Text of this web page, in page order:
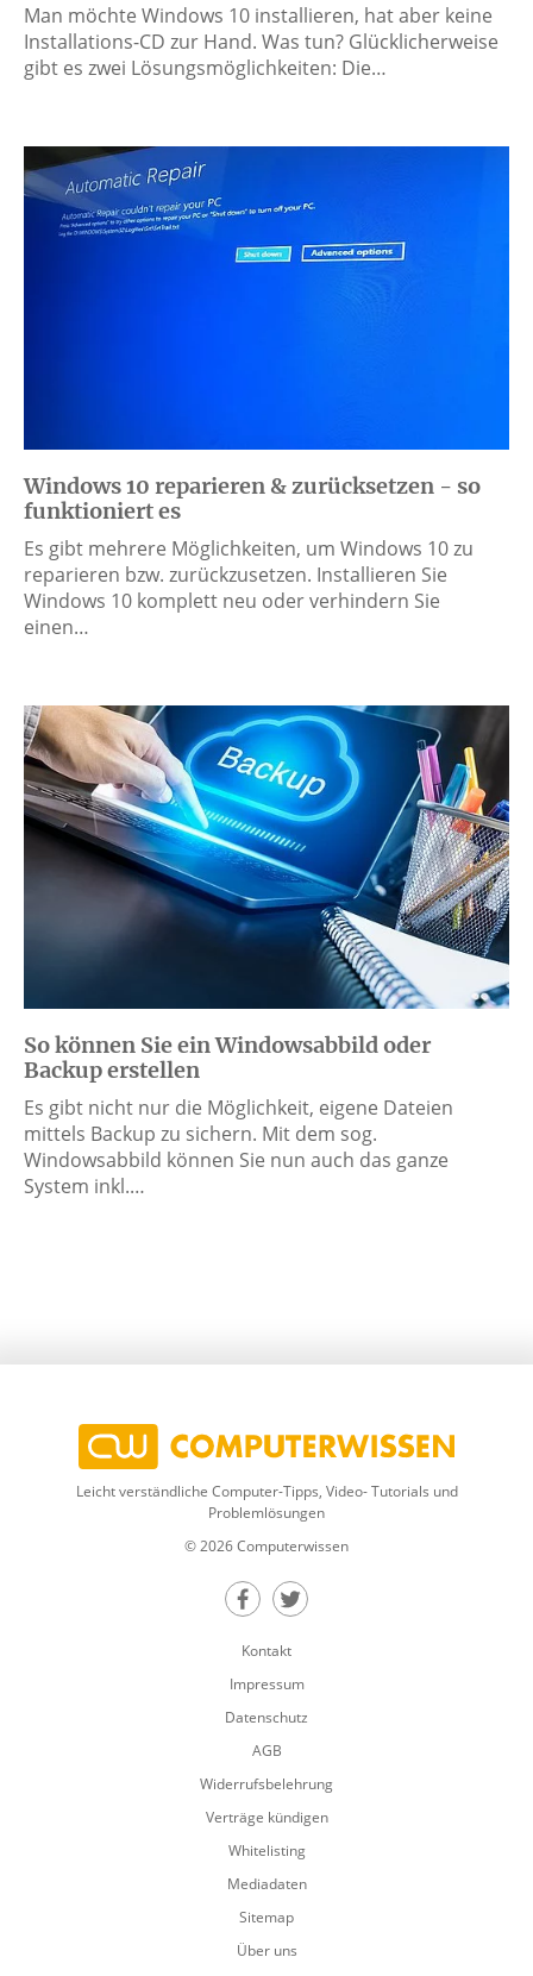
Man möchte Windows 10 installieren, hat aber keine
Installations-CD zur Hand. Was tun? Glücklicherweise
gibt es zwei Lösungsmöglichkeiten: Die…
Windows 10 reparieren & zurücksetzen - so
funktioniert es
Es gibt mehrere Möglichkeiten, um Windows 10 zu
reparieren bzw. zurückzusetzen. Installieren Sie
Windows 10 komplett neu oder verhindern Sie
einen…
So können Sie ein Windowsabbild oder
Backup erstellen
Es gibt nicht nur die Möglichkeit, eigene Dateien
mittels Backup zu sichern. Mit dem sog.
Windowsabbild können Sie nun auch das ganze
System inkl.…
Leicht verständliche Computer-Tipps, Video- Tutorials und
Problemlösungen
© 2026 Computerwissen
Teilen auf Facebook
Teilen auf Twitter
Kontakt
Impressum
Datenschutz
AGB
Widerrufsbelehrung
Verträge kündigen
Whitelisting
Mediadaten
Sitemap
Über uns